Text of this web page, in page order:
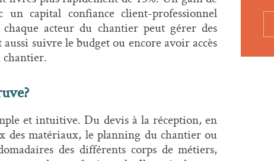
un capital confiance client-professionnel
acteur du chantier peut gérer des
suivre le budget ou encore avoir accès
chantier.
et intuitive. Du devis à la réception, en
des matériaux, le planning du chantier ou
des différents corps de métiers,